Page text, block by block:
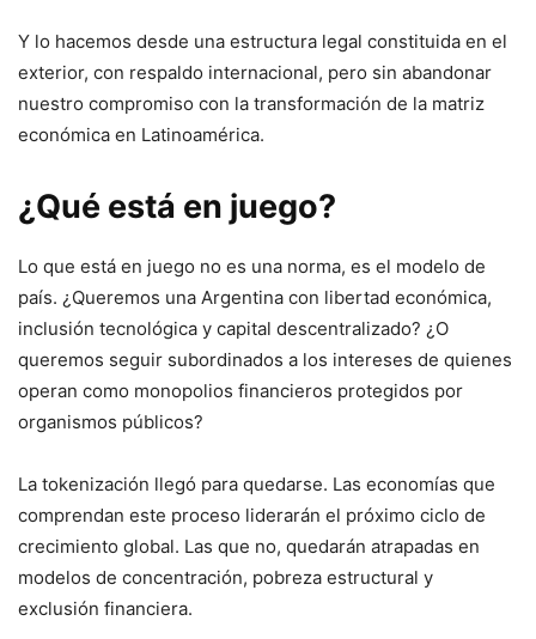
Y lo hacemos desde una estructura legal constituida en el
exterior, con respaldo internacional, pero sin abandonar
nuestro compromiso con la transformación de la matriz
económica en Latinoamérica.
¿Qué está en juego?
Lo que está en juego no es una norma, es el modelo de
país. ¿Queremos una Argentina con libertad económica,
inclusión tecnológica y capital descentralizado? ¿O
queremos seguir subordinados a los intereses de quienes
operan como monopolios financieros protegidos por
organismos públicos?
La tokenización llegó para quedarse. Las economías que
comprendan este proceso liderarán el próximo ciclo de
crecimiento global. Las que no, quedarán atrapadas en
modelos de concentración, pobreza estructural y
exclusión financiera.